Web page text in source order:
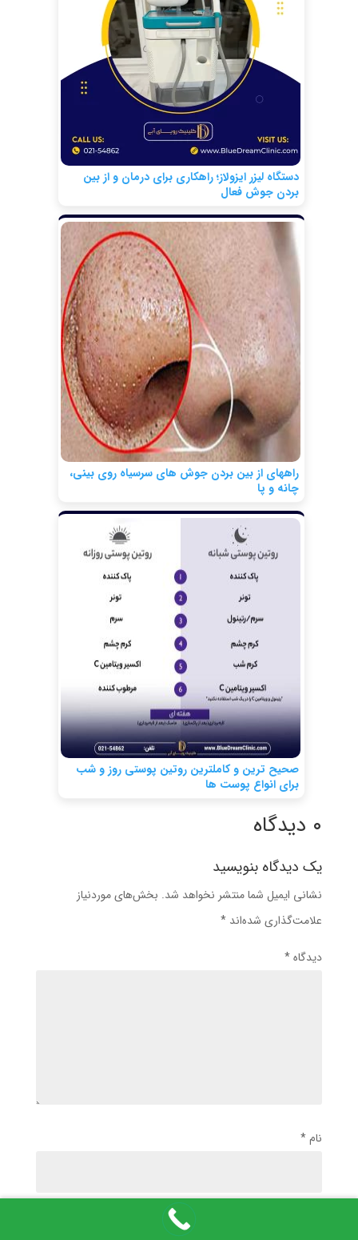
دستگاه لیزر ایزولاز؛ راهکاری برای درمان و از بین
بردن جوش فعال
راههای از بین بردن جوش های سرسیاه روی بینی،
چانه و پا
صحیح ترین و کاملترین روتین پوستی روز و شب
برای انواع پوست ها
۰ دیدگاه
یک دیدگاه بنویسید
نشانی ایمیل شما منتشر نخواهد شد. بخش‌های موردنیاز
علامت‌گذاری شده‌اند *
دیدگاه*
نام*